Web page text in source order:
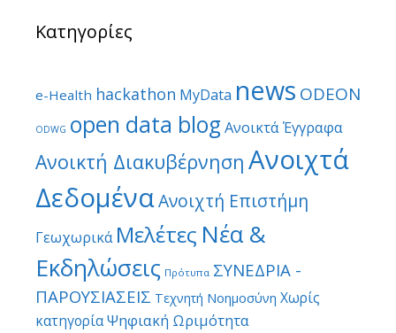
Κατηγορίες
e-Health hackathon MyData news ODEON
ODWG open data blog Ανοικτά Έγγραφα
Ανοικτή Διακυβέρνηση Ανοιχτά
ΔεδομέναΑνοιχτή Επιστήμη
Γεωχωρικά Μελέτες Νέα &
Εκδηλώσεις Πρότυπα ΣΥΝΕΔΡΙΑ -
ΠΑΡΟΥΣΙΑΣΕΙΣ Τεχνητή Νοημοσύνη Χωρίς
κατηγορίαΨηφιακή Ωριμότητα